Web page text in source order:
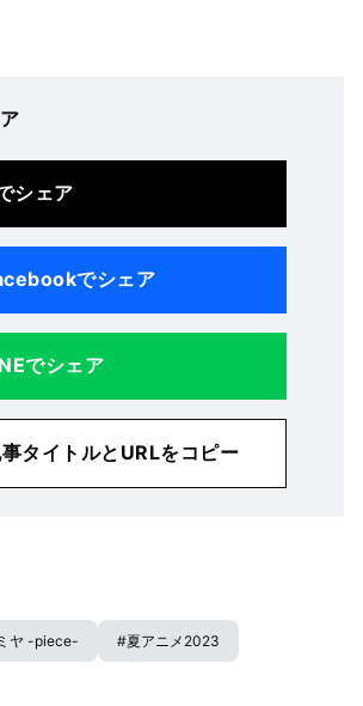
シェア
でシェア
でシェア
タイトルとURLをコピー
ヤ -piece- #夏アニメ2023